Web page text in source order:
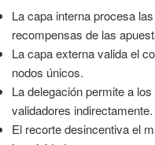
La capa interna procesa
recompensas de las
La capa externa valida el
nodos únicos.
La delegación permite a
validadores indirectamente.
El recorte desincentiva el